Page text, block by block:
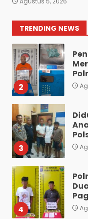
TRENDING NEWS
1
2
3
4